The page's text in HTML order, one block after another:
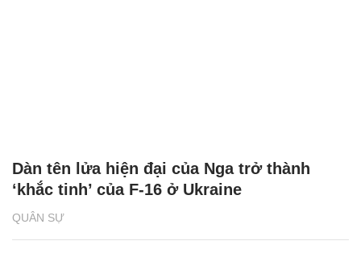
QUÂN SỰ
Dàn tên lửa hiện đại của Nga trở thành
‘khắc tinh’ của F-16 ở Ukraine